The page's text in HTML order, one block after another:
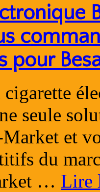
pour
seule
et
du
… Lire